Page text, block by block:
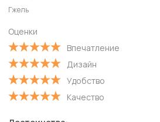
Старые
С высокой оценкой
С низкой оценкой
Гжель
Оценки
Впечатление
Дизайн
Удобство
Качество